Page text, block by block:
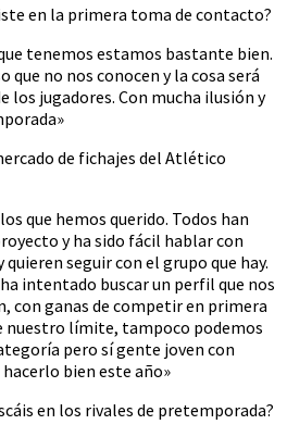
en la primera toma de contacto?
tenemos estamos bastante bien.
que no nos conocen y la cosa será
los jugadores. Con mucha ilusión y
de fichajes del Atlético
que hemos querido. Todos han
y ha sido fácil hablar con
seguir con el grupo que hay.
intentado buscar un perfil que nos
con ganas de competir en primera
límite, tampoco podemos
pero sí gente joven con
bien este año»
en los rivales de pretemporada?